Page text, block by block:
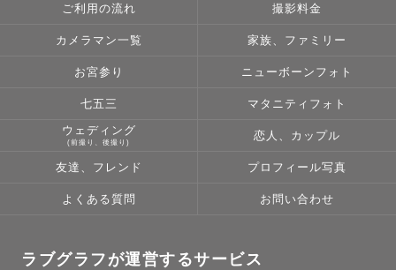
ご利用の流れ 撮影料金
カメラマン一覧 家族、ファミリー
お宮参り ニューボーンフォト
七五三 マタニティフォト
ウェディング
(前撮り、後撮り)
恋人、カップル
友達、フレンド プロフィール写真
よくある質問 お問い合わせ
ラブグラフが運営するサービス